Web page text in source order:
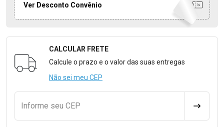
Ver Desconto Convênio
Formulário para Calcular o Frete
CALCULAR FRETE
Calcule o prazo e o valor das suas entregas
Não sei meu CEP
Informe seu CEP